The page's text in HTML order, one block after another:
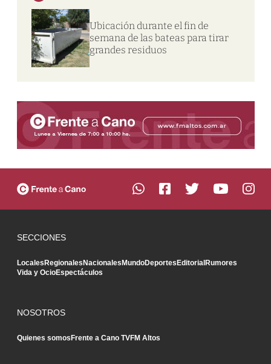
Ubicación durante el fin de
semana de las bateas para tirar
grandes residuos
SECCIONES
LocalesRegionalesNacionalesMundoDeportesEditorialRumores
Vida y OcioEspectáculos
NOSOTROS
Quienes somosFrente a Cano TVFM Altos